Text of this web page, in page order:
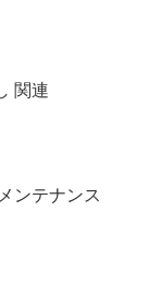
関連
ンテナンス